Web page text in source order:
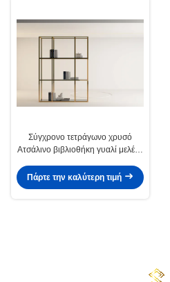
Σύγχρονο τετράγωνο χρυσό
Ατσάλινο βιβλιοθήκη γυαλί μελέτη
Πάρτε την καλύτερη τιμή